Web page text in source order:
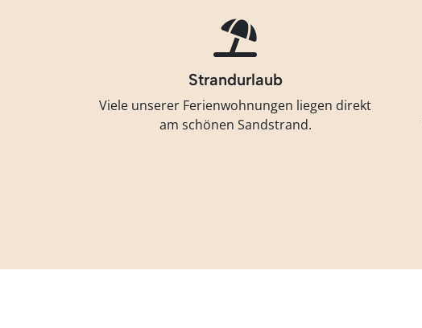
Strandurlaub
Viele unserer Ferienwohnungen liegen direkt
am schönen Sandstrand.